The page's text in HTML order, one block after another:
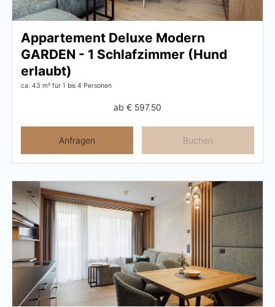
Wohnen
Angebote
Bestpreisgarantie
Inklusivleistungen
Buchungsinfos
Wellness
Appartement Deluxe Modern
GARDEN - 1 Schlafzimmer (Hund
erlaubt)
ca. 43 m² für 1 bis 4 Personen
ab € 597.50
Anfragen Buchen